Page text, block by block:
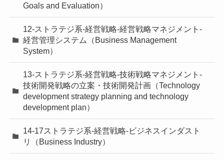
Goals and Evaluation）
12-ストラテジ系-経営戦略-経営戦略マネジメント-
経営管理システム（Business Management
System）
13-ストラテジ系-経営戦略-技術戦略マネジメント-
技術開発戦略の立案・技術開発計画（Technology
development strategy planning and technology
development plan）
14-17ストラテジ系-経営戦略-ビジネスインダスト
リ（Business Industry）